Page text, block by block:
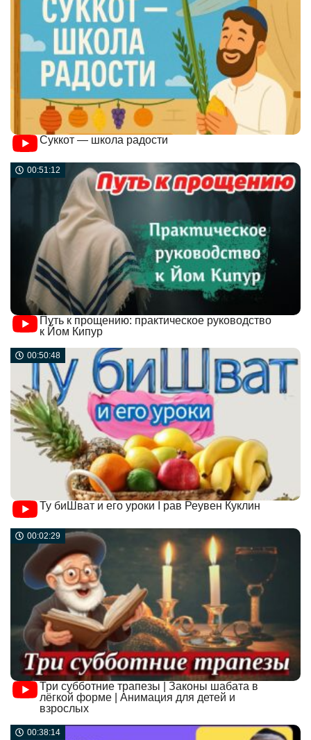
Суккот — школа радости
00:51:12
Путь к прощению: практическое руководство
к Йом Кипур
00:50:48
Ту биШват и его уроки I рав Реувен Куклин
00:02:29
Три субботние трапезы | Законы шабата в
лёгкой форме | Анимация для детей и
взрослых
00:38:14